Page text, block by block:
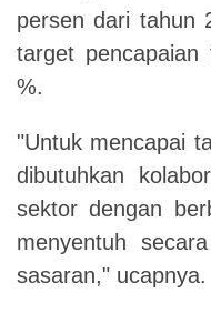
persen dari tahun
target
%.
"Untuk mencapai
dibutuhkan
sektor dengan
menyentuh
sasaran," ucapnya.